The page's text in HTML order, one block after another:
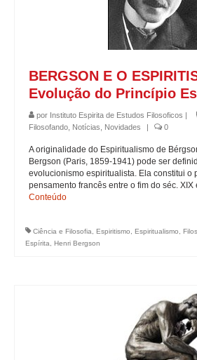
Lives
Vídeos e Palestras
Fale Conosco
Localização
BERGSON E O
Evolução do Princípio
por Instituto Espirita de Estudos Filosoficos |
Filosofando Notícias Novidades | 0
A originalidade do Espiritualismo de
Bergson (Paris, 1859-1941) pode ser
evolucionismo espiritualista. Ela constitui o
pensamento francês entre o fim do séc.
Conteúdo
Ciência e Filosofia Espiritismo Espiritualismo
Espírita
Henri Bergson